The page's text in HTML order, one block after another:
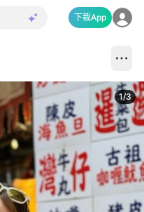
下載App
1/3